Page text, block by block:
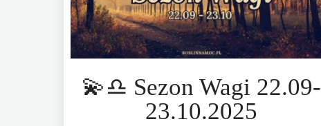
💫♎️ Sezon Wagi 22.09-
23.10.2025